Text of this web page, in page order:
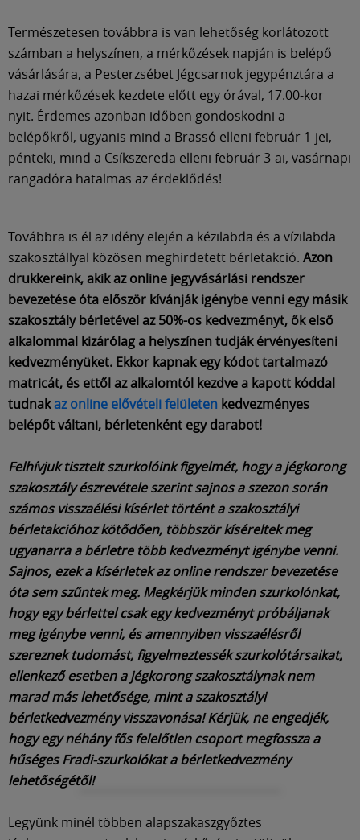
Természetesen továbbra is van lehetőség korlátozott
számban a helyszínen, a mérkőzések napján is belépő
vásárlására, a Pesterzsébet Jégcsarnok jegypénztára a
hazai mérkőzések kezdete előtt egy órával, 17.00-kor
nyit. Érdemes azonban időben gondoskodni a
belépőkről, ugyanis mind a Brassó elleni február 1-jei,
pénteki, mind a Csíkszereda elleni február 3-ai, vasárnapi
rangadóra hatalmas az érdeklődés!
Továbbra is él az idény elején a kézilabda és a vízilabda
szakosztállyal közösen meghirdetett bérletakció. Azon
drukkereink, akik az online jegyvásárlási rendszer
bevezetése óta először kívánják igénybe venni egy másik
szakosztály bérletével az 50%-os kedvezményt, ők első
alkalommal kizárólag a helyszínen tudják érvényesíteni
kedvezményüket. Ekkor kapnak egy kódot tartalmazó
matricát, és ettől az alkalomtól kezdve a kapott kóddal
tudnakaz online elővételi felületen kedvezményes
belépőt váltani, bérletenként egy darabot!
Felhívjuk tisztelt szurkolóink figyelmét, hogy a jégkorong
szakosztály észrevétele szerint sajnos a szezon során
számos visszaélési kísérlet történt a szakosztályi
bérletakcióhoz kötődően, többször kíséreltek meg
ugyanarra a bérletre több kedvezményt igénybe venni.
Sajnos, ezek a kísérletek az online rendszer bevezetése
óta sem szűntek meg. Megkérjük minden szurkolónkat,
hogy egy bérlettel csak egy kedvezményt próbáljanak
meg igénybe venni, és amennyiben visszaélésről
szereznek tudomást, figyelmeztessék szurkolótársaikat,
ellenkező esetben a jégkorong szakosztálynak nem
marad más lehetősége, mint a szakosztályi
bérletkedvezmény visszavonása! Kérjük, ne engedjék,
hogy egy néhány fős felelőtlen csoport megfossza a
hűséges Fradi-szurkolókat a bérletkedvezmény
lehetőségétől!
Legyünk minél többen alapszakaszgyőztes